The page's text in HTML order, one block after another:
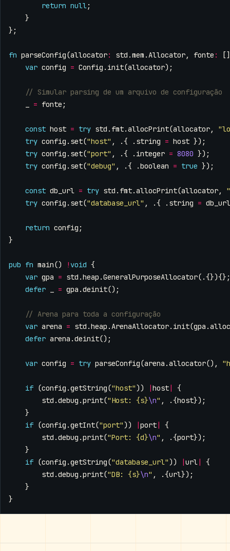
return null;
}
};
fn parseConfig(allocator: std .mem .Allocator, fonte :
[]
var config = Config . init(allocator);
= fonte ;
const host = try std . fmt.allocPrint(allocator,
try config . set("host" , .{ . string = host });
try config . set("port" , .{ . integer = 8080 });
try config . set("debug" , .{ .boolean = true });
const db_url = try std . fmt.allocPrint(allocator,
try config . set("database_url" , .{ . string = db_url
return config ;
}
pub fn main() ! void {
var gpa = std .heap .GeneralPurposeAllocator(.{}){};
defer
= gpa .deinit();
var arena = std .heap .ArenaAllocator. init(gpa .
defer arena .deinit();
var config = try parseConfig(arena .allocator(),
if (config .getString("host")) |host|
{
std .debug .print("Host: {s}\n" , .{host});
}
if (config .getInt("port")) |port|
{
std .debug .print("Port: {d}\n" , .{port});
}
if (config .getString("database_url")) |url|
{
std .debug .print("DB: {s}\n" , .{url});
}
}